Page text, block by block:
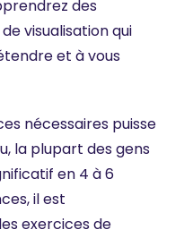
des
visualisation qui
et à vous
nécessaires puisse
la plupart des gens
en 4 à 6
il est
exercices de